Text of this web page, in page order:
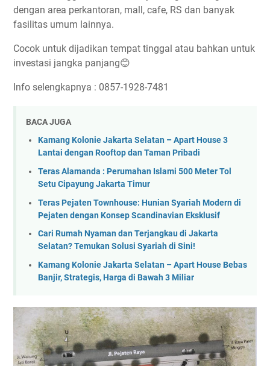
dengan area perkantoran, mall, cafe, RS dan banyak
fasilitas umum lainnya.
Cocok untuk dijadikan tempat tinggal atau bahkan untuk
investasi jangka panjang😊
Info selengkapnya : 0857-1928-7481
BACA JUGA
Kamang Kolonie Jakarta Selatan – Apart House 3
Lantai dengan Rooftop dan Taman Pribadi
Teras Alamanda : Perumahan Islami 500 Meter Tol
Setu Cipayung Jakarta Timur
Teras Pejaten Townhouse: Hunian Syariah Modern di
Pejaten dengan Konsep Scandinavian Eksklusif
Cari Rumah Nyaman dan Terjangkau di Jakarta
Selatan? Temukan Solusi Syariah di Sini!
Kamang Kolonie Jakarta Selatan – Apart House Bebas
Banjir, Strategis, Harga di Bawah 3 Miliar